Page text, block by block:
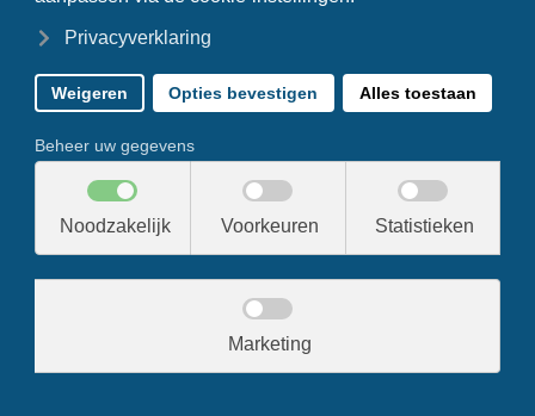
Je kan ook bellen met: 06-41078261
Marion Venema